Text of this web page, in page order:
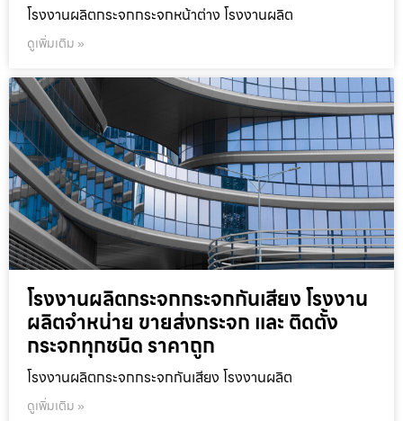
โรงงานผลิตกระจกกระจกหน้าต่าง โรงงานผลิต
ดูเพิ่มเติม »
โรงงานผลิตกระจกกระจกกันเสียง โรงงาน
ผลิตจำหน่าย ขายส่งกระจก และ ติดตั้ง
กระจกทุกชนิด ราคาถูก
โรงงานผลิตกระจกกระจกกันเสียง โรงงานผลิต
ดูเพิ่มเติม »